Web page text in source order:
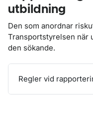
utbildning
Den som anordnar
Transportstyrelsen när
den sökande.
Regler vid